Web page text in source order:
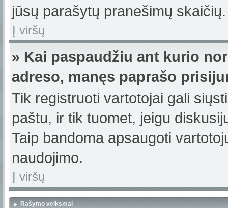
jūsų parašytų pranešimų skaičių.
Į viršų
» Kai paspaudžiu ant kurio
adreso, manęs paprašo
Tik registruoti vartotojai gali
paštu, ir tik tuomet, jeigu
Taip bandoma apsaugoti
naudojimo.
Į viršų
Rašymo veiksmai